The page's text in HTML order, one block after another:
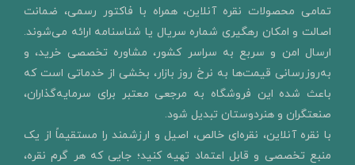
تمامی محصولات نقره آنلاین، همراه با فاکتور رسمی، ضمانت
اصالت و امکان رهگیری شماره سریال یا شناسنامه ارائه می‌شوند.
ارسال امن و سربع به سراسر کشور، مشاوره تخصصی خرید، و
به‌روزرسانی قیمت‌ها به نرخ روز بازار، بخشی از خدماتی است که
باعث شده این فروشگاه به مرجعی معتبر برای سرمایه‌گذاران،
صنعتگران و هنردوستان تبدیل شود.
با نقره آنلاین، نقره‌ای خالص، اصیل و ارزشمند را مستقیماً از یک
منبع تخصصی و قابل اعتماد تهیه کنید؛ جایی که هر گرم نقره،